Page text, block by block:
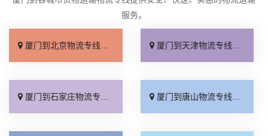
服务。
厦门到北京物流专线_上门取件「不随意加价」 厦门到天津物流专线_专线快运「直通专线」
厦门到石家庄物流专线_多久能到「诚信为先」 厦门到唐山物流专线_上门提货「准时准点」